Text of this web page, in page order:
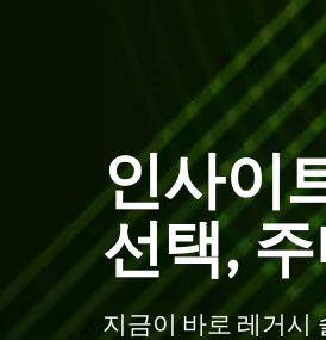
인사이
선택,
지금이 바로 레거시